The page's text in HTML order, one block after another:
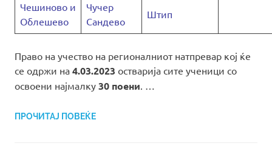
Чешиново и
Облешево
Чучер
Сандево
Штип
Право на учество на регионалниот натпревар кој ќе
се одржи на 4.03.2023 остварија сите ученици со
освоени најмалку 30 поени. …
ПРОЧИТАЈ ПОВЕЌЕ